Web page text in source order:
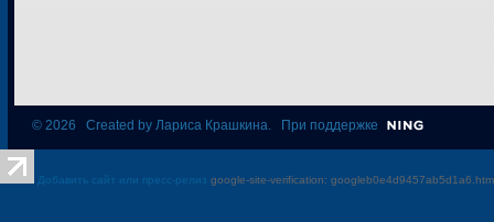
© 2026 Created by Лариса Крашкина. При поддержке
Добавить сайт или пресс-релиз google-site-verification: